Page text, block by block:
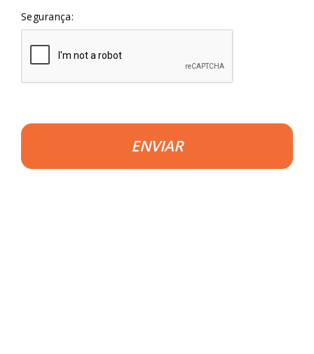
Segurança:
ENVIAR